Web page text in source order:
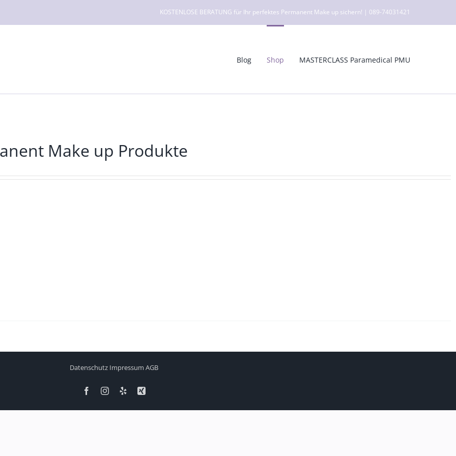
KOSTENLOSE BERATUNG für Ihr perfektes Permanent Make up sichern! | 089-74031421
Blog Shop MASTERCLASS Paramedical PMU
Make up Produkte
Datenschutz Impressum AGB
FacebookInstagram
Yelp Xing